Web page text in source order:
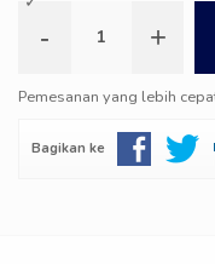
- +
Pemesanan yang lebih
Bagikan ke